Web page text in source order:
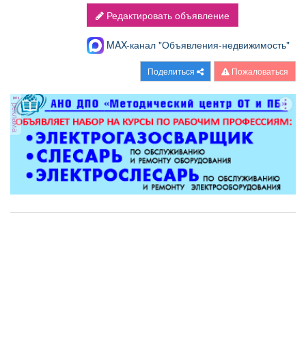
Редактировать объявление
MAX-канал "Объявления-недвижимость"
Поделиться Пожаловаться
реклама